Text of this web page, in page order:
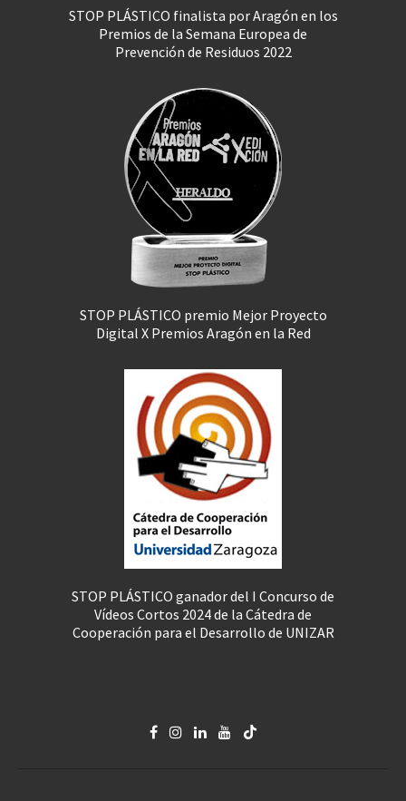
STOP PLÁSTICO finalista por Aragón en los
Premios de la Semana Europea de
Prevención de Residuos 2022
STOP PLÁSTICO premio Mejor Proyecto
Digital X Premios Aragón en la Red
STOP PLÁSTICO ganador del I Concurso de
Vídeos Cortos 2024 de la Cátedra de
Cooperación para el Desarrollo de UNIZAR